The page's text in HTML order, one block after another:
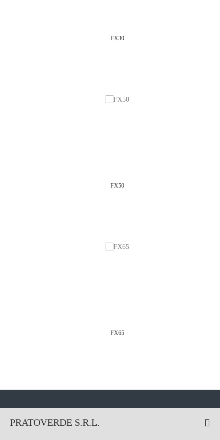
FX30
FX50
FX65
PRATOVERDE S.R.L.